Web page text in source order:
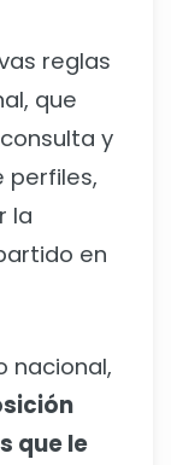
reglas
que
y
perfiles,
la
en
nacional,
que le